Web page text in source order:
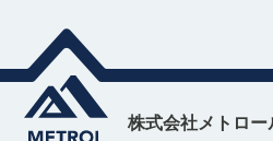
株式会社メトロー